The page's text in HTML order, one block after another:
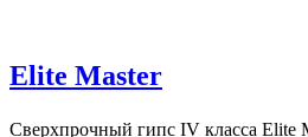
Elite Master
Сверхпрочный гипс IV класса Elite